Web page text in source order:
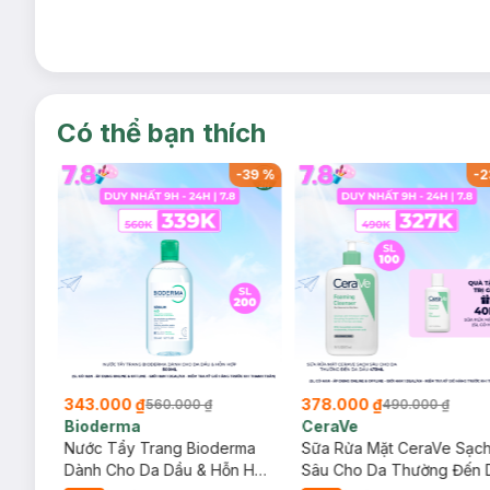
Có thể bạn thích
-39%
343.000 ₫560.000 ₫
Bioderma
Nước Tẩy Trang Bioderma
Dành Cho Da Dầu & Hỗn Hợp
-
378.000 ₫490.000 ₫
CeraVe
Sữa Rửa Mặt CeraVe
Sâu Cho Da Thường Đến